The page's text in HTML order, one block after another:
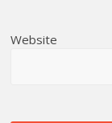
Website